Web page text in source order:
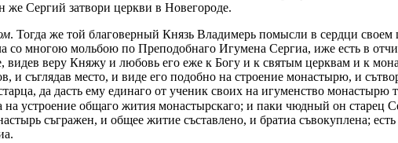
Сергий затвори церкви в Новегороде.
. Тогда же той благоверный Князь Владимерь помысли в сердци
со многою мольбою по Преподобнаго Игумена Сергиа, иже есть в
веру Княжу и любовь его еже к Богу и к святым церквам и к
съглядав место, и виде его подобно на строение монастырю, и
да дасть ему единаго от ученик своих на игуменство
устроение общаго жития монастырскаго; и паки чюдный он старец
съгражен, и общее житие съставлено, и братиа съвокуплена;